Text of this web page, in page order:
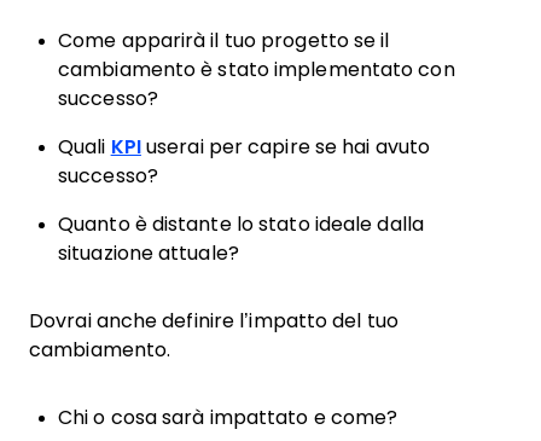
Come apparirà il tuo progetto se il
cambiamento è stato implementato con
successo?
Quali KPIuserai per capire se hai avuto
successo?
Quanto è distante lo stato ideale dalla
situazione attuale?
Dovrai anche definire l’impatto del tuo
cambiamento.
Chi o cosa sarà impattato e come?